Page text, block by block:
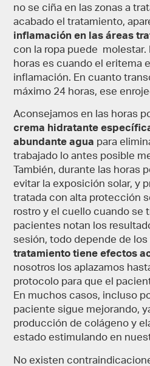
no se ciña en las zonas a
acabado el tratamiento,
inflamación en las áreas
con la ropa puede molestar.
horas es cuando el eritema
inflamación. En cuanto
máximo 24 horas, ese
Aconsejamos en las horas
crema hidratante
abundante agua para
trabajado lo antes posible
También, durante las horas
evitar la exposición solar, y
tratada con alta protección
rostro y el cuello cuando se
pacientes notan los
sesión, todo depende de
tratamiento tiene efectos
nosotros los aplazamos
protocolo para que el
En muchos casos, incluso
paciente sigue mejorando,
producción de colágeno y
estado estimulando en
No existen